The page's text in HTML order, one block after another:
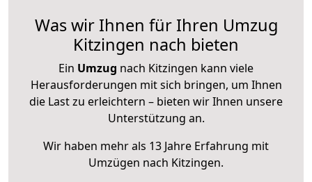
Was wir Ihnen für Ihren Umzug
Kitzingen nach bieten
Ein Umzug nach Kitzingen kann viele
Herausforderungen mit sich bringen, um Ihnen
die Last zu erleichtern – bieten wir Ihnen unsere
Unterstützung an.
Wir haben mehr als 13 Jahre Erfahrung mit
Umzügen nach Kitzingen.